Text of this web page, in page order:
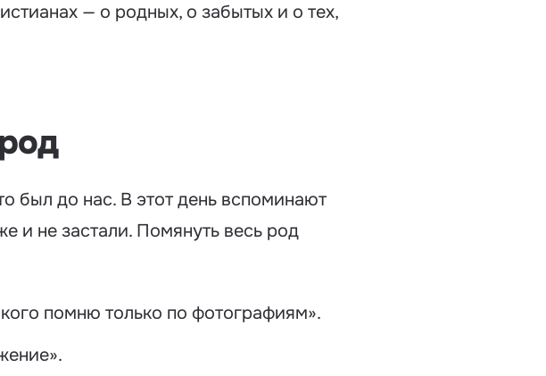
— о родных, о забытых и о тех,
был до нас. В этот день вспоминают
и не застали. Помянуть весь род
помню только по фотографиям».